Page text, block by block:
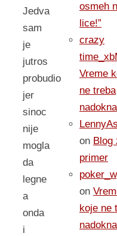
Jedva
sam
je
jutros
probudio
jer
sinoc
nije
mogla
da
legne
a
onda
i
osmeh
lice!”
crazy
Vreme
ne treba
on Blog
primer
on
koje ne